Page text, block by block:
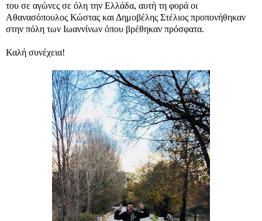
του σε αγώνες σε όλη την Ελλάδα, αυτή τη φορά οι
Αθανασόπουλος Κώστας και Δημοβέλης Στέλιος προπονήθηκαν
στην πόλη των Ιωαννίνων όπου βρέθηκαν πρόσφατα.
Καλή συνέχεια!